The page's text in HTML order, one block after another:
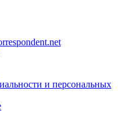
и персональных